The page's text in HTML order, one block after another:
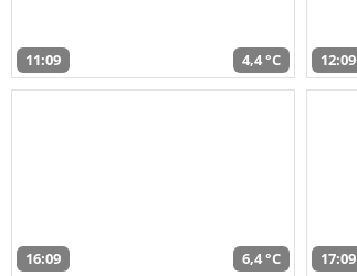
11:09 4,4 °C 12:09
16:09 6,4 °C 17:09